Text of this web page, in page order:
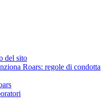
del sito
Roars: regole di condotta